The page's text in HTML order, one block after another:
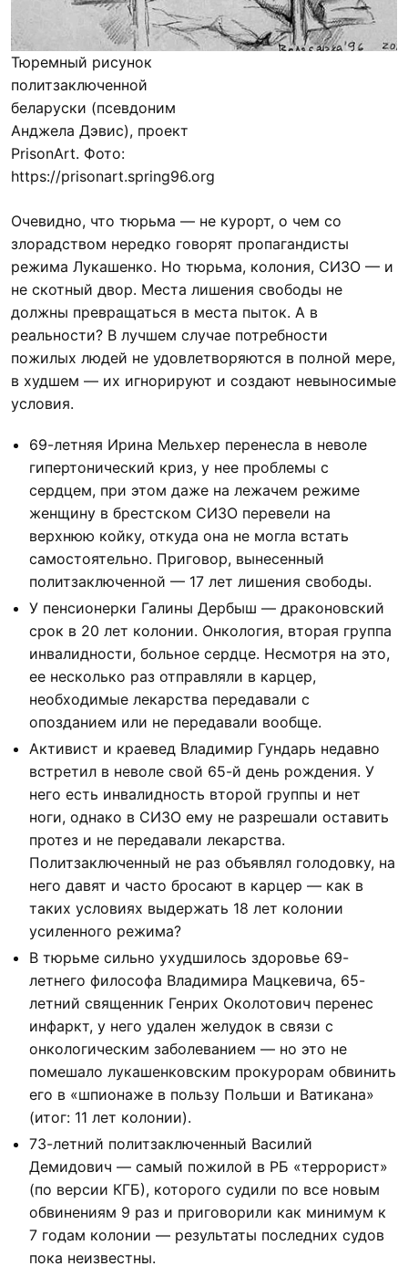
Тюремный рисунок
политзаключенной
беларуски (псевдоним
Анджела Дэвис), проект
PrisonArt. Фото:
https://prisonart.spring96.org
Очевидно, что тюрьма — не курорт, о чем со
злорадством нередко говорят пропагандисты
режима Лукашенко. Но тюрьма, колония, СИЗО — и
не скотный двор. Места лишения свободы не
должны превращаться в места пыток. А в
реальности? В лучшем случае потребности
пожилых людей не удовлетворяются в полной мере,
в худшем — их игнорируют и создают невыносимые
условия.
69-летняя Ирина Мельхер перенесла в неволе
гипертонический криз, у нее проблемы с
сердцем, при этом даже на лежачем режиме
женщину в брестском СИЗО перевели на
верхнюю койку, откуда она не могла встать
самостоятельно. Приговор, вынесенный
политзаключенной — 17 лет лишения свободы.
У пенсионерки Галины Дербыш — драконовский
срок в 20 лет колонии. Онкология, вторая группа
инвалидности, больное сердце. Несмотря на это,
ее несколько раз отправляли в карцер,
необходимые лекарства передавали с
опозданием или не передавали вообще.
Активист и краевед Владимир Гундарь недавно
встретил в неволе свой 65-й день рождения. У
него есть инвалидность второй группы и нет
ноги, однако в СИЗО ему не разрешали оставить
протез и не передавали лекарства.
Политзаключенный не раз объявлял голодовку, на
него давят и часто бросают в карцер — как в
таких условиях выдержать 18 лет колонии
усиленного режима?
В тюрьме сильно ухудшилось здоровье 69-
летнего философа Владимира Мацкевича, 65-
летний священник Генрих Околотович перенес
инфаркт, у него удален желудок в связи с
онкологическим заболеванием — но это не
помешало лукашенковским прокурорам обвинить
его в «шпионаже в пользу Польши и Ватикана»
(итог: 11 лет колонии).
73-летний политзаключенный Василий
Демидович — самый пожилой в РБ «террорист»
(по версии КГБ), которого судили по все новым
обвинениям 9 раз и приговорили как минимум к
7 годам колонии — результаты последних судов
пока неизвестны.